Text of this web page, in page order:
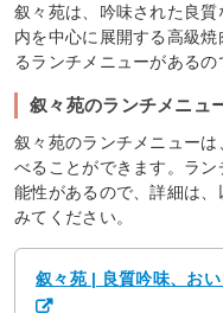
叙々苑は、吟味された良
内を中心に展開する高級
るランチメニューがあるの
叙々苑のランチメニュ
叙々苑のランチメニュー
べることができます。ラ
能性があるので、詳細は
みてください。
叙々苑 | 良質吟味、お